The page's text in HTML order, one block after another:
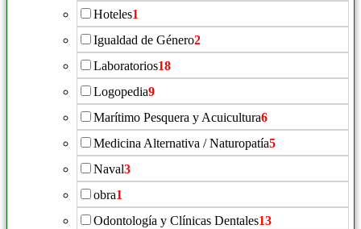
Hoteles1
Igualdad de Género2
Laboratorios18
Logopedia9
Marítimo Pesquera y Acuicultura6
Medicina Alternativa / Naturopatía5
Naval3
obra1
Odontología y Clínicas Dentales13